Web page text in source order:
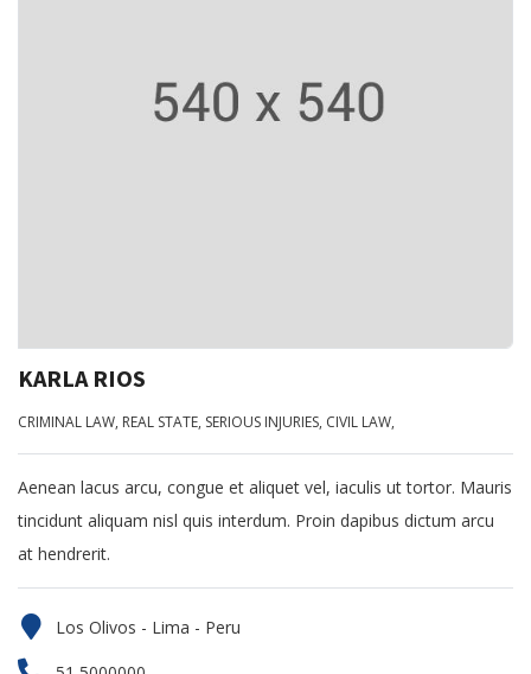
KARLA RIOS
CRIMINAL LAW, REAL STATE, SERIOUS INJURIES, CIVIL LAW,
Aenean lacus arcu, congue et aliquet vel, iaculis ut tortor. Mauris
tincidunt aliquam nisl quis interdum. Proin dapibus dictum arcu
at hendrerit.
Los Olivos - Lima - Peru